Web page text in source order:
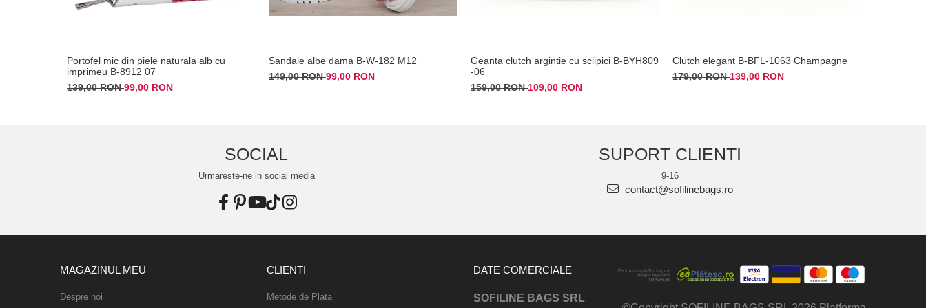
Portofel mic din piele naturala alb cu
imprimeu B-8912 07
139,00 RON99,00 RON
Sandale albe dama B-W-182 M12
149,00 RON99,00 RON
Geanta clutch argintie cu sclipici B-BYH809
-06
159,00 RON109,00 RON
Clutch elegant B-BFL-1063 Champagne
179,00 RON139,00 RON
SOCIAL
Urmareste-ne in social media
SUPORT CLIENTI
9-16
contact@sofilinebags.ro
MAGAZINUL MEU
Despre noi
CLIENTI
Metode de Plata
DATE COMERCIALE
SOFILINE BAGS SRL